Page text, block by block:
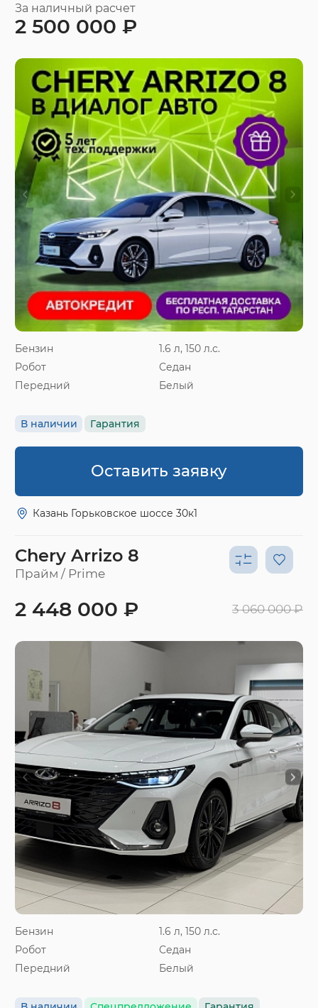
Бензин
1.6 л, 150 л.с.
Робот
Седан
Передний
Белый
В наличии Гарантия
За наличный расчет
2 500 000 ₽
Оставить заявку
Казань Горьковское шоссе 30к1
Chery Arrizo 8
Прайм / Prime
Бензин
1.6 л, 150 л.с.
Робот
Седан
Передний
Белый
2 448 000 ₽ 3 060 000 ₽